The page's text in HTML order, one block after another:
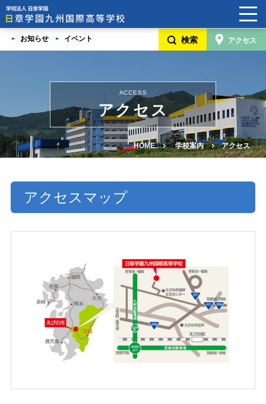
お知らせ イベント 検索 アクセス
ACCESS
アクセス
HOME 学校案内 アクセス
アクセスマップ
HOME
日章学園グループ
5つの魅力
卒業生・在校生・保護者/卒業生の家族の声
学校見学説明会・入学生徒募集要項・奨学金制度
在校生の方へ
卒業生の方へ
お知らせ
イベント情報